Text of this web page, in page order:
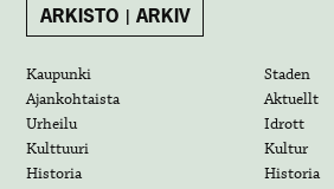
ARKISTO | ARKIV
Kaupunki
Staden
Ajankohtaista
Aktuellt
Urheilu
Idrott
Kulttuuri
Kultur
Historia
Historia